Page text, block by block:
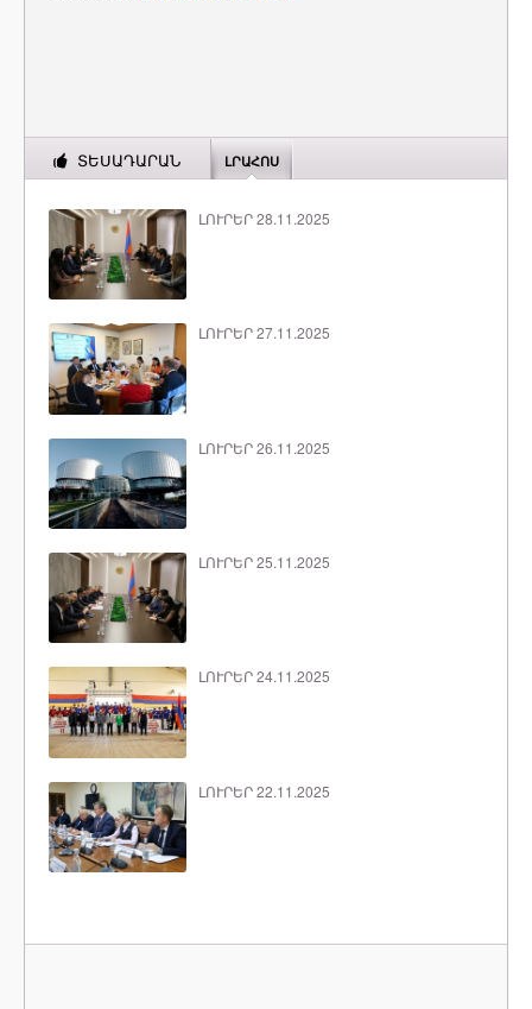
ՏԵՍԱԴԱՐԱՆ ԼՐԱՀՈՍ
ԼՈՒՐԵՐ 28.11.2025
ԼՈՒՐԵՐ 27.11.2025
ԼՈՒՐԵՐ 26.11.2025
ԼՈՒՐԵՐ 25.11.2025
ԼՈՒՐԵՐ 24.11.2025
ԼՈՒՐԵՐ 22.11.2025